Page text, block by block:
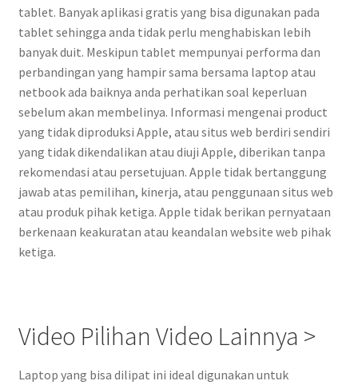
tablet. Banyak aplikasi gratis yang bisa digunakan pada
tablet sehingga anda tidak perlu menghabiskan lebih
banyak duit. Meskipun tablet mempunyai performa dan
perbandingan yang hampir sama bersama laptop atau
netbook ada baiknya anda perhatikan soal keperluan
sebelum akan membelinya. Informasi mengenai product
yang tidak diproduksi Apple, atau situs web berdiri sendiri
yang tidak dikendalikan atau diuji Apple, diberikan tanpa
rekomendasi atau persetujuan. Apple tidak bertanggung
jawab atas pemilihan, kinerja, atau penggunaan situs web
atau produk pihak ketiga. Apple tidak berikan pernyataan
berkenaan keakuratan atau keandalan website web pihak
ketiga.
Video Pilihan Video Lainnya >
Laptop yang bisa dilipat ini ideal digunakan untuk